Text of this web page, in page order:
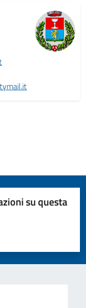
su questa